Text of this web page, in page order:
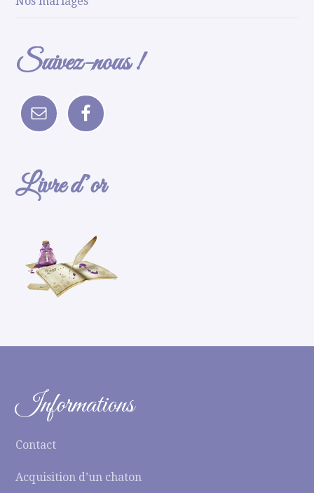
Suivez-nous !
Livre d’or
Informations
Contact
Acquisition d’un chaton